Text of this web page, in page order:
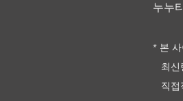
누누
* 본
최신
직접